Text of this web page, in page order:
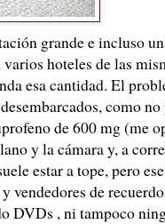
grande e incluso
hoteles de las
esa cantidad. El
como
de 600 mg (me
y la cámara y, a
estar a tope, pero
de
DVDs , ni tampoco